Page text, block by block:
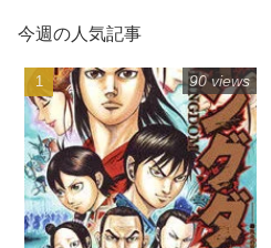
今週の人気記事
90 views